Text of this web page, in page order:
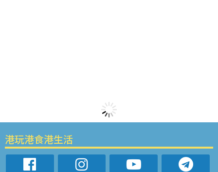
港玩港食港生活